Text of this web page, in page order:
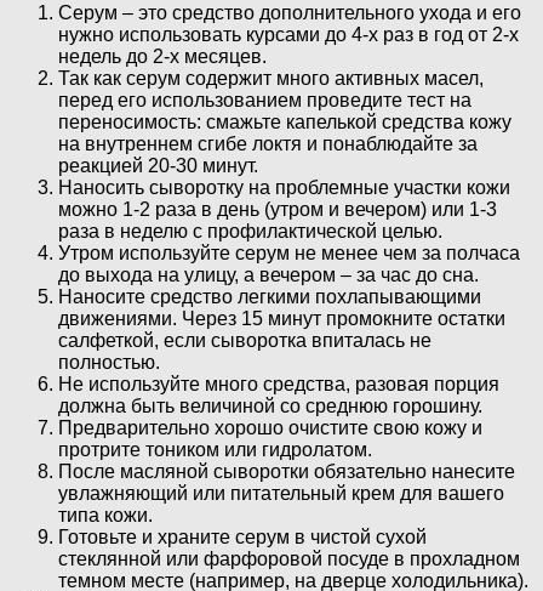
Серум – это средство дополнительного ухода и его
нужно использовать курсами до 4-х раз в год от 2-х
недель до 2-х месяцев.
Так как серум содержит много активных масел,
перед его использованием проведите тест на
переносимость: смажьте капелькой средства кожу
на внутреннем сгибе локтя и понаблюдайте за
реакцией 20-30 минут.
Наносить сыворотку на проблемные участки кожи
можно 1-2 раза в день (утром и вечером) или 1-3
раза в неделю с профилактической целью.
Утром используйте серум не менее чем за полчаса
до выхода на улицу, а вечером – за час до сна.
Наносите средство легкими похлапывающими
движениями. Через 15 минут промокните остатки
салфеткой, если сыворотка впиталась не
полностью.
Не используйте много средства, разовая порция
должна быть величиной со среднюю горошину.
Предварительно хорошо очистите свою кожу и
протрите тоником или гидролатом.
После масляной сыворотки обязательно нанесите
увлажняющий или питательный крем для вашего
типа кожи.
Готовьте и храните серум в чистой сухой
стеклянной или фарфоровой посуде в прохладном
темном месте (например, на дверце холодильника).